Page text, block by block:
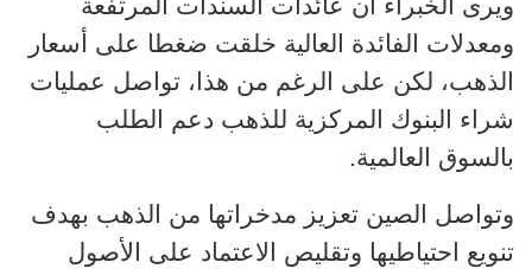
ويرى الخبراء أن عائدات السندات المرتفعة
ومعدلات الفائدة العالية خلقت ضغطا على أسعار
الذهب، لكن على الرغم من هذا، تواصل عمليات
شراء البنوك المركزية للذهب دعم الطلب
بالسوق العالمية.
وتواصل الصين تعزيز مدخراتها من الذهب بهدف
تنويع احتياطيها وتقليص الاعتماد على الأصول